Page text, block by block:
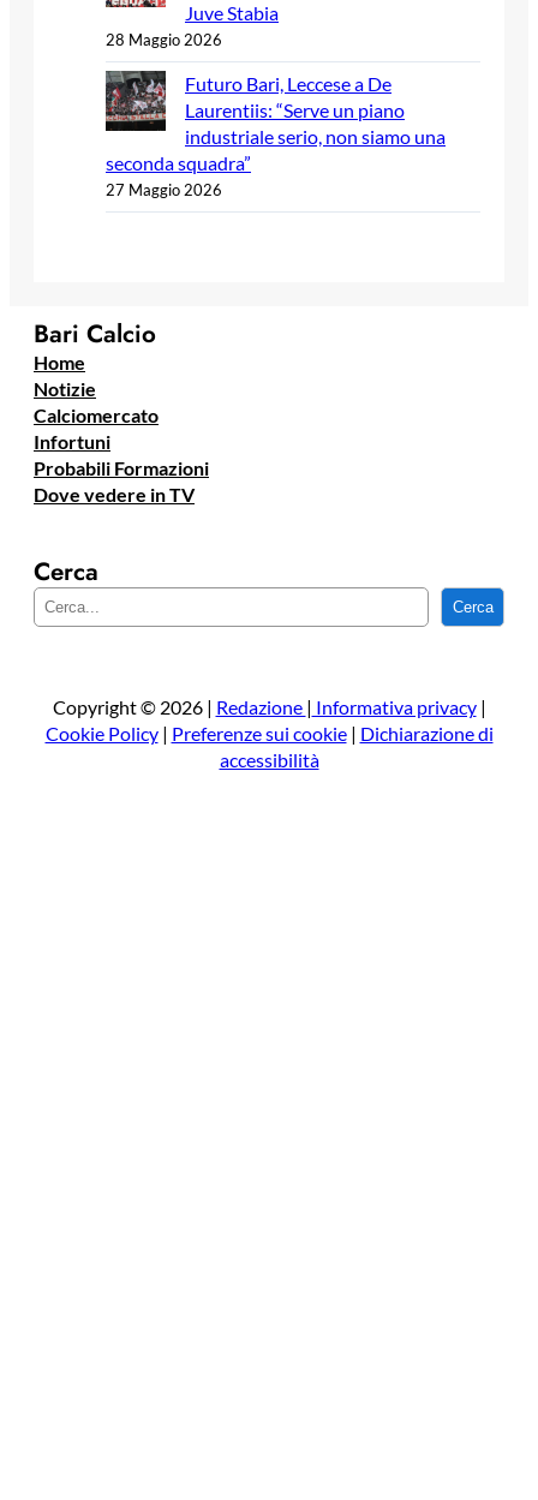
Juve Stabia
28 Maggio 2026
Futuro Bari, Leccese a De
Laurentiis: “Serve un piano
industriale serio, non siamo una
seconda squadra”
27 Maggio 2026
Bari Calcio
Home
Notizie
Calciomercato
Infortuni
Probabili Formazioni
Dove vedere in TV
Cerca
e
a
Cerca
Copyright © 2026 | Redazione | Informativa privacy|
Cookie Policy| Preferenze sui cookie| Dichiarazione di
accessibilità